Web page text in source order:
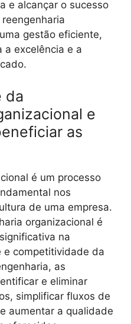
e alcançar o sucesso
gestão eficiente,
a excelência e a
da
e
as
é um processo
nos
de uma empresa.
organizacional é
na
e competitividade da
as
e eliminar
simplificar fluxos de
aumentar a qualidade